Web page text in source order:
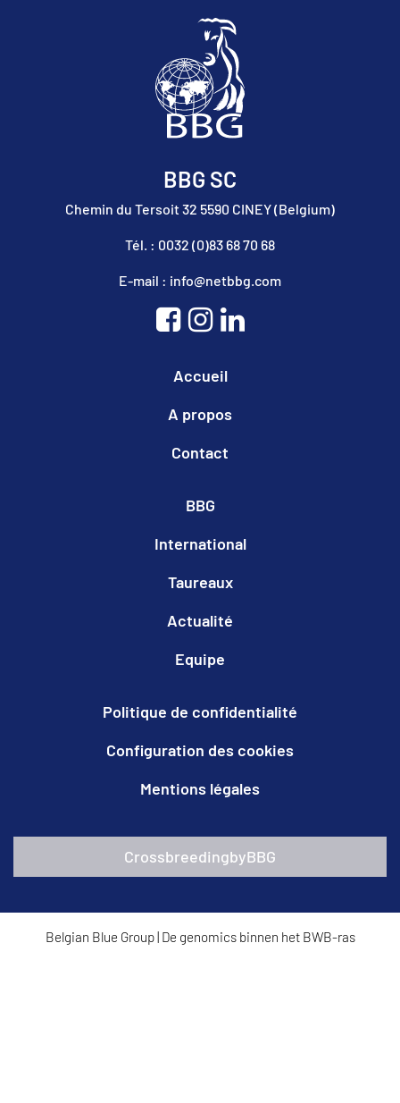
BBG SC
Chemin du Tersoit 32 5590 CINEY (Belgium)
Tél. : 0032 (0)83 68 70 68
E-mail : info@netbbg.com
Accueil
A propos
Contact
BBG
International
Taureaux
Actualité
Equipe
Politique de confidentialité
Configuration des cookies
Mentions légales
CrossbreedingbyBBG
Belgian Blue Group| De genomics binnen het BWB-ras